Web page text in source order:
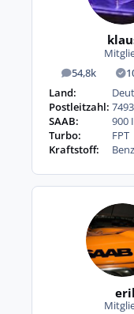
54,8k
Beiträge
Land:
Postleitzahl:
SAAB:
900 I
Turbo:
FPT
Kraftstoff: